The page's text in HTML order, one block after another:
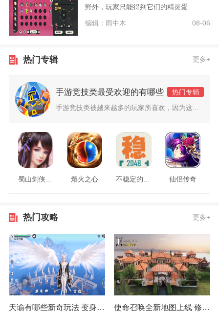
野外，玩家只能得到它们的精灵蛋...
编辑：雨中木 08-06
热门专辑 更多+
手游竞技类最受欢迎的有哪些
热门专辑
手游竞技类被越来越多的玩家所喜欢，因为这...
蜀山剑侠情缘 熔火之心 仙侣传奇
热门攻略 更多+
天谕有哪些新奇玩法 变身雾灵获取小技巧 使命召唤全新地图上线 修道院详细打法